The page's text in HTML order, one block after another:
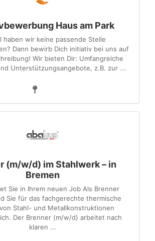
Haus am Park
haben wir keine passende Stelle
Dann bewirb Dich initiativ bei uns auf
Wir bieten Dir: Umfangreiche
Unterstützungsangebote, z.B. zur ...
(m/w/d) im Stahlwerk – in
Bremen
Sie in Ihrem neuen Job Als Brenner
Sie für das fachgerechte thermische
Stahl- und Metallkonstruktionen
Der Brenner (m/w/d) arbeitet nach
klaren ...